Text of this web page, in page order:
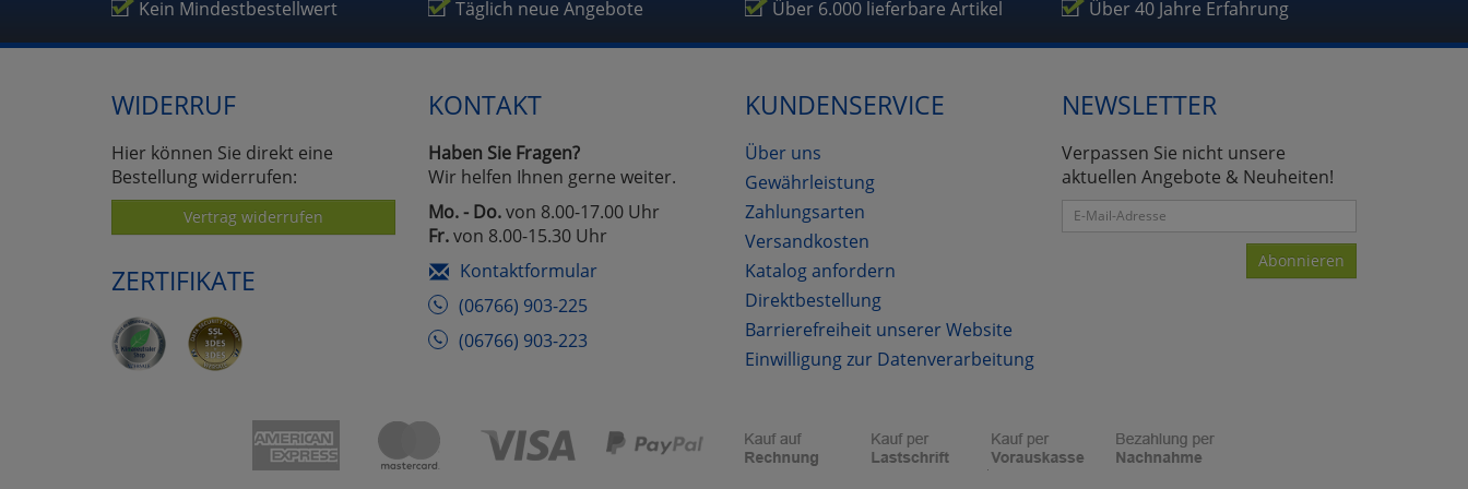
Kein Mindestbestellwert Täglich neue Angebote Über 6.000 lieferbare Artikel Über 40 Jahre Erfahrung
WIDERRUF
Hier können Sie direkt eine
Bestellung widerrufen:
Vertrag widerrufen
ZERTIFIKATE
KONTAKT
Haben Sie Fragen?
Wir helfen Ihnen gerne weiter.
Mo. - Do.von 8.00-17.00 Uhr
Fr.von 8.00-15.30 Uhr
Kontaktformular
(06766) 903-225
(06766) 903-223
KUNDENSERVICE
Über uns
Gewährleistung
Zahlungsarten
Versandkosten
Katalog anfordern
Direktbestellung
Barrierefreiheit unserer Website
Einwilligung zur Datenverarbeitung
NEWSLETTER
Verpassen Sie nicht unsere
aktuellen Angebote & Neuheiten!
Abonnieren